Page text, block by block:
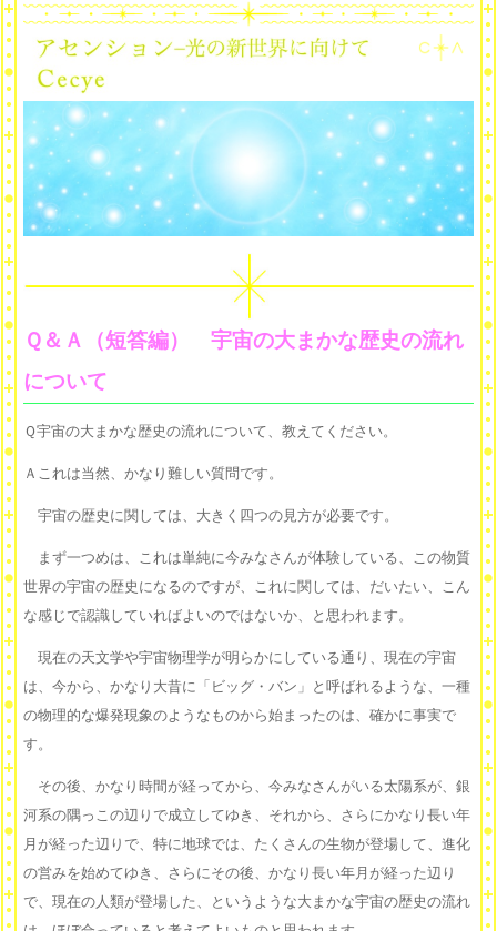
Ｑ＆Ａ（短答編） 宇宙の大まかな歴史の流れ
について
Ｑ宇宙の大まかな歴史の流れについて、教えてください。
Ａこれは当然、かなり難しい質問です。
宇宙の歴史に関しては、大きく四つの見方が必要です。
まず一つめは、これは単純に今みなさんが体験している、この物質
世界の宇宙の歴史になるのですが、これに関しては、だいたい、こん
な感じで認識していればよいのではないか、と思われます。
現在の天文学や宇宙物理学が明らかにしている通り、現在の宇宙
は、今から、かなり大昔に「ビッグ・バン」と呼ばれるような、一種
の物理的な爆発現象のようなものから始まったのは、確かに事実で
す。
その後、かなり時間が経ってから、今みなさんがいる太陽系が、銀
河系の隅っこの辺りで成立してゆき、それから、さらにかなり長い年
月が経った辺りで、特に地球では、たくさんの生物が登場して、進化
の営みを始めてゆき、さらにその後、かなり長い年月が経った辺り
で、現在の人類が登場した、というような大まかな宇宙の歴史の流れ